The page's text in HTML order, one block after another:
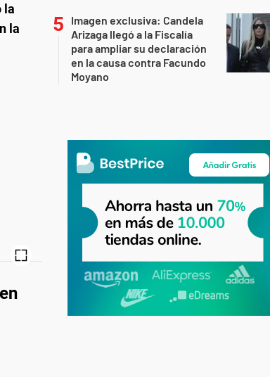
la
la
Imagen exclusiva: Candela
Arizaga llegó a la Fiscalía
para ampliar su declaración
en la causa contra Facundo
Moyano